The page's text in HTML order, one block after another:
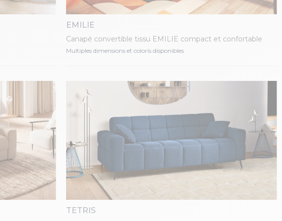
EMILIE
Canapé convertible tissu EMILIE compact et confortable
Multiples dimensions et coloris disponibles
TETRIS